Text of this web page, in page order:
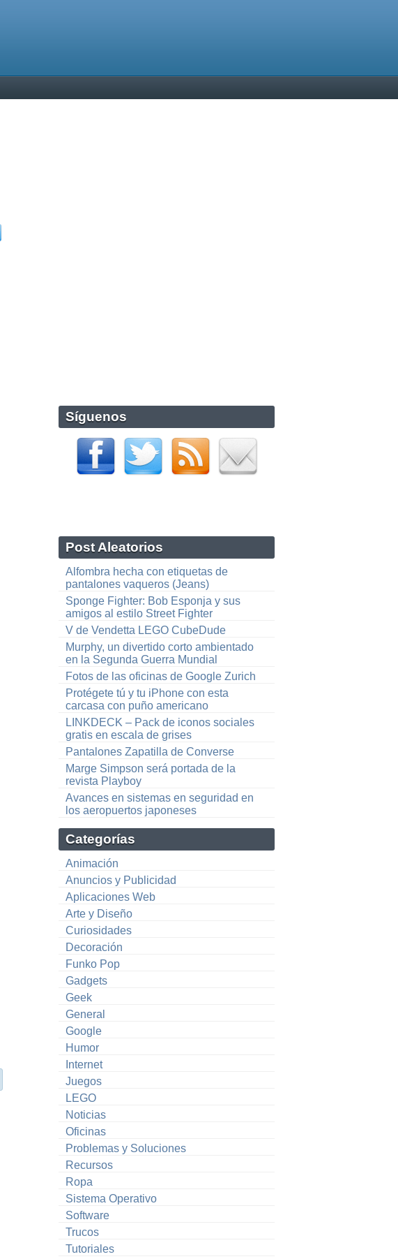
Síguenos
Post Aleatorios
Alfombra hecha con etiquetas de
pantalones vaqueros (Jeans)
Sponge Fighter: Bob Esponja y sus
amigos al estilo Street Fighter
V de Vendetta LEGO CubeDude
Murphy, un divertido corto ambientado
en la Segunda Guerra Mundial
Fotos de las oficinas de Google Zurich
Protégete tú y tu iPhone con esta
carcasa con puño americano
LINKDECK – Pack de iconos sociales
gratis en escala de grises
Pantalones Zapatilla de Converse
Marge Simpson será portada de la
revista Playboy
Avances en sistemas en seguridad en
los aeropuertos japoneses
Categorías
Animación
Anuncios y Publicidad
Aplicaciones Web
Arte y Diseño
Curiosidades
Decoración
Funko Pop
Gadgets
Geek
General
Google
Humor
Internet
Juegos
LEGO
Noticias
Oficinas
Problemas y Soluciones
Recursos
Ropa
Sistema Operativo
Software
Trucos
Tutoriales